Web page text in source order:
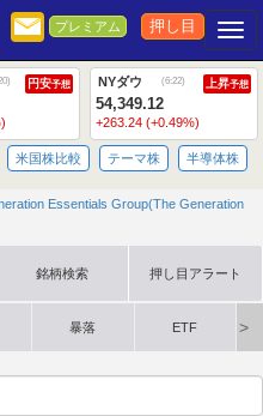
プレミアム 押し目
) 円安予想 NYダウ (6:22) 上昇予想
54,349.12
+263.24 (+0.49%)
米国株比較 テーマ株 半導体株
Essentials Group(The Generation
銘柄検索 押し目アラート
暴落 ETF